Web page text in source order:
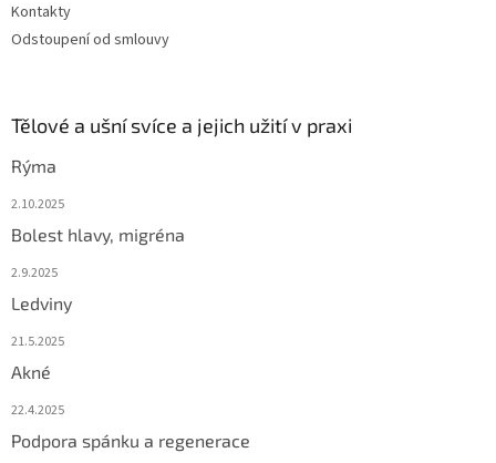
Kontakty
Odstoupení od smlouvy
Tělové a ušní svíce a jejich užití v praxi
Rýma
2.10.2025
Bolest hlavy, migréna
2.9.2025
Ledviny
21.5.2025
Akné
22.4.2025
Podpora spánku a regenerace